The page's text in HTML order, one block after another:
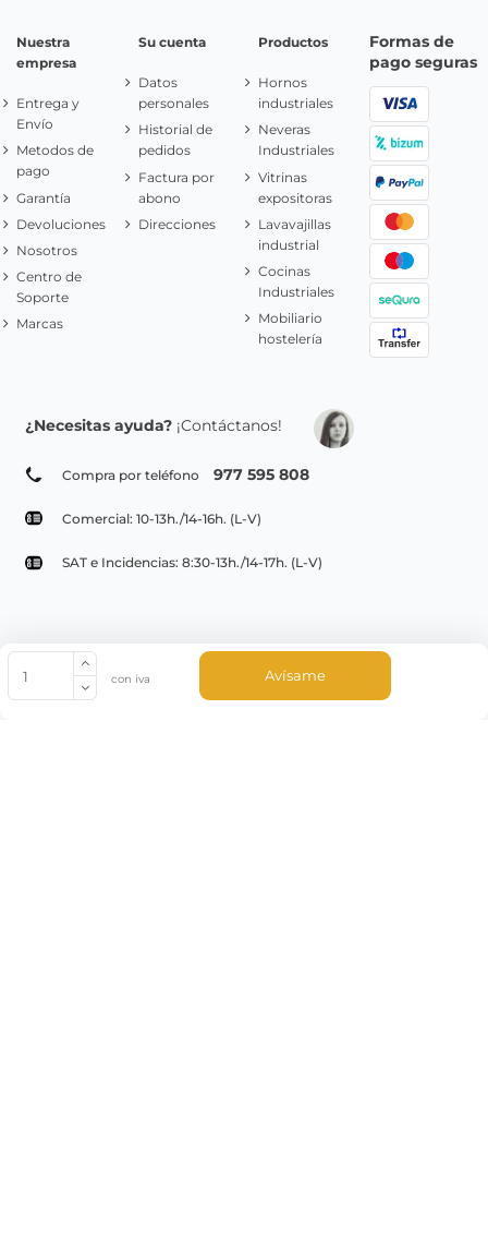
con iva Avísame
Nuestra
empresa
Entrega y
Envío
Metodos de
pago
Garantía
Devoluciones
Nosotros
Centro de
Soporte
Marcas
Su cuenta
Datos
personales
Historial de
pedidos
Factura por
abono
Direcciones
Productos
Hornos
industriales
Neveras
Industriales
Vitrinas
expositoras
Lavavajillas
industrial
Cocinas
Industriales
Mobiliario
hostelería
Formas de
pago seguras
¿Necesitas ayuda? ¡Contáctanos!
Compra por teléfono 977 595 808
Comercial: 10-13h./14-16h. (L-V)
SAT e Incidencias: 8:30-13h./14-17h. (L-V)
© Copyright 2022 PepeBar.com |
Aviso legal y
Condiciones generales de compra |
Blog